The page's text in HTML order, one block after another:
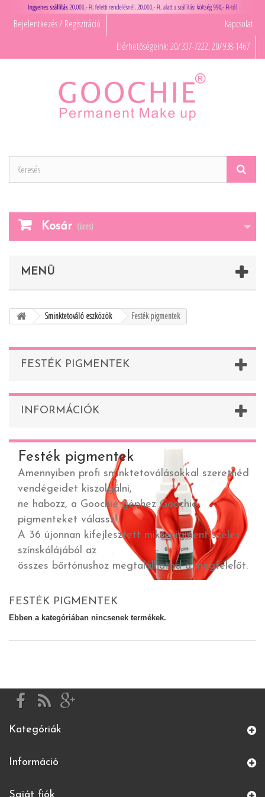
Bejelentkezés / Regisztráció
Kapcsolat
Elérhetőségeink: 20/337-7222, 20/938-1467
Kosár (üres)
MENÜ
Sminktetováló eszközök Festék pigmentek
FESTÉK PIGMENTEK
INFORMÁCIÓK
Festék pigmentek
Amennyiben profi sminktetoválásokkal szeretnéd
vendégeidet kiszolgálni,
ne habozz, a Goochie géphez Goochie
pigmenteket válassz!
A 36 újonnan kifejlesztett mikropigment széles
színskálájából az
összes bőrtónushoz megtalálhatod a megfelelőt.
FESTÉK PIGMENTEK
Ebben a kategóriában nincsenek termékek.
Kategóriák
Információ